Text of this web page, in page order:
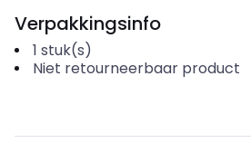
Verpakkingsinfo
1 stuk(s)
Niet retourneerbaar product